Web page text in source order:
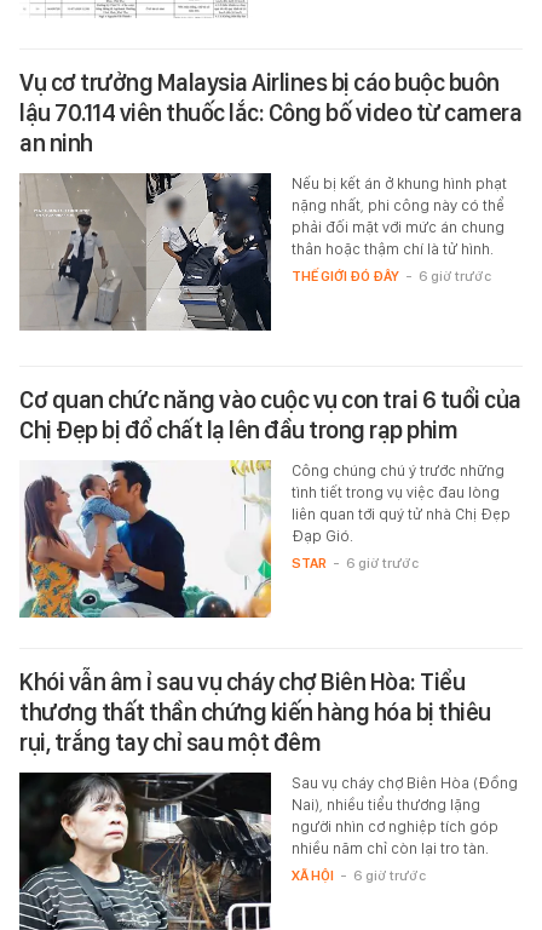
Vụ cơ trưởng Malaysia Airlines bị cáo buộc buôn
lậu 70.114 viên thuốc lắc: Công bố video từ camera
an ninh
Nếu bị kết án ở khung hình phạt
nặng nhất, phi công này có thể
phải đối mặt với mức án chung
thân hoặc thậm chí là tử hình.
THẾ GIỚI ĐÓ ĐÂY - 6 giờ trước
Cơ quan chức năng vào cuộc vụ con trai 6 tuổi của
Chị Đẹp bị đổ chất lạ lên đầu trong rạp phim
Công chúng chú ý trước những
tình tiết trong vụ việc đau lòng
liên quan tới quý tử nhà Chị Đẹp
Đạp Gió.
STAR - 6 giờ trước
Khói vẫn âm ỉ sau vụ cháy chợ Biên Hòa: Tiểu
thương thất thần chứng kiến hàng hóa bị thiêu
rụi, trắng tay chỉ sau một đêm
Sau vụ cháy chợ Biên Hòa (Đồng
Nai), nhiều tiểu thương lặng
người nhìn cơ nghiệp tích góp
nhiều năm chỉ còn lại tro tàn.
XÃ HỘI - 6 giờ trước